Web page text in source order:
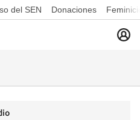
del SEN Donaciones